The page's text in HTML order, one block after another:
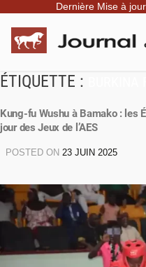
Dernière Mise à
ÉTIQUETTE :
Kung-fu Wushu à Bamako : les
jour des Jeux de l’AES
POSTED ON 23 JUIN 2025